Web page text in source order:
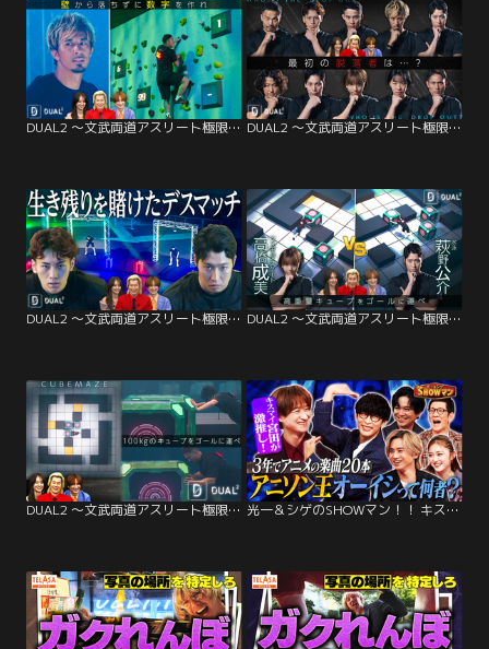
DUAL2 ～文武両道アスリート極限サバイバル～ ep.5 生存か脱落か…紙一重の戦い DUAL2 ～文武両道アスリート極限サバイバル～ ep.4 衝撃の脱落者…そして共闘へ
DUAL2 ～文武両道アスリート極限サバイバル～ ep.3 極限集中…ライフ争奪戦 DUAL2 ～文武両道アスリート極限サバイバル～ ep.2 萩野公介 VS 高橋成美 激突
DUAL2 ～文武両道アスリート極限サバイバル～ ep.1 頭脳×肉体のデスゲーム開幕 光一＆シゲのSHOWマン！！ キスマイ宮田激推し！令和のアニソン王・オーイシマサヨシとは！？